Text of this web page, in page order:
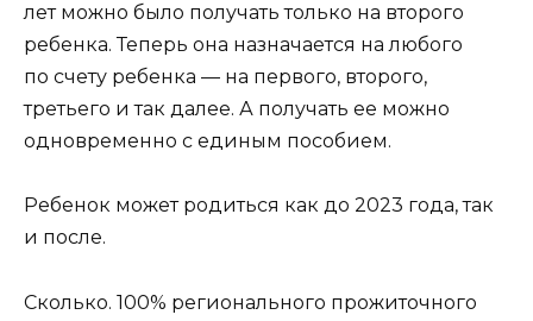
лет можно было получать только на второго
ребенка. Теперь она назначается на любого
по счету ребенка — на первого, второго,
третьего и так далее. А получать ее можно
одновременно с единым пособием.
Ребенок может родиться как до 2023 года, так
и после.
Сколько. 100% регионального прожиточного